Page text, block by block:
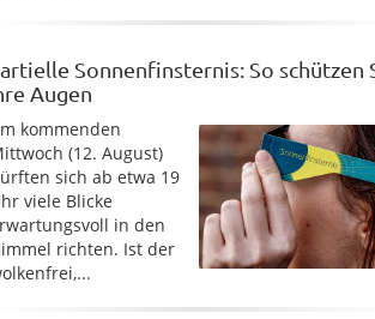
Sonnenfinsternis: So schützen
Augen
kommenden
(12. August)
sich ab etwa 19
viele Blicke
in den
richten. Ist der